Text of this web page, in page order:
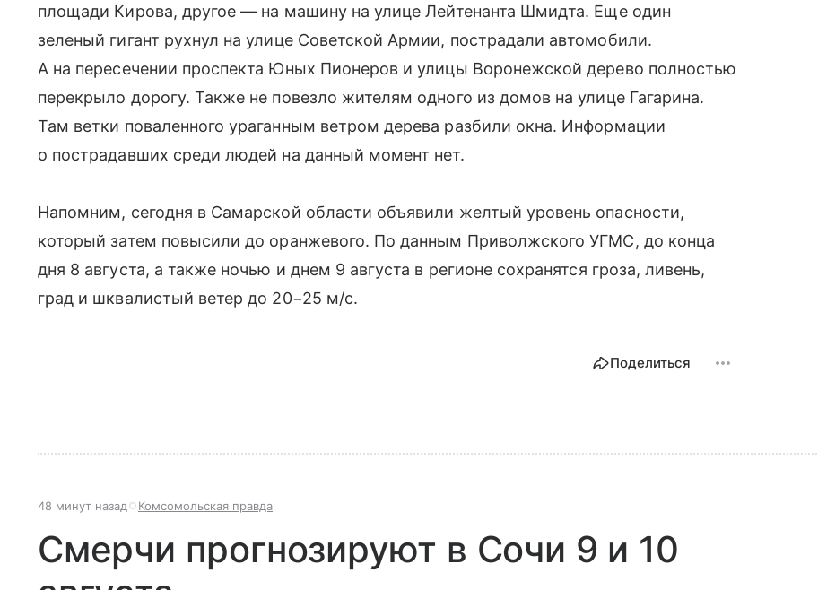
площади Кирова, другое — на машину на улице Лейтенанта Шмидта. Еще один
зеленый гигант рухнул на улице Советской Армии, пострадали автомобили.
А на пересечении проспекта Юных Пионеров и улицы Воронежской дерево полностью
перекрыло дорогу. Также не повезло жителям одного из домов на улице Гагарина.
Там ветки поваленного ураганным ветром дерева разбили окна. Информации
о пострадавших среди людей на данный момент нет.
Напомним, сегодня в Самарской области объявили желтый уровень опасности,
который затем повысили до оранжевого. По данным Приволжского УГМС, до конца
дня 8 августа, а также ночью и днем 9 августа в регионе сохранятся гроза, ливень,
град и шквалистый ветер до 20−25 м/с.
Поделиться
48 минут назад Комсомольская правда
Смерчи прогнозируют в Сочи 9 и 10